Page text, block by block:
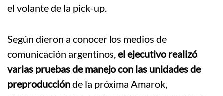
el volante de la pick-up.
Según dieron a conocer los medios de
comunicación argentinos,el ejecutivo realizó
varias pruebas de manejo con las unidades de
preproducciónde la próxima Amarok,